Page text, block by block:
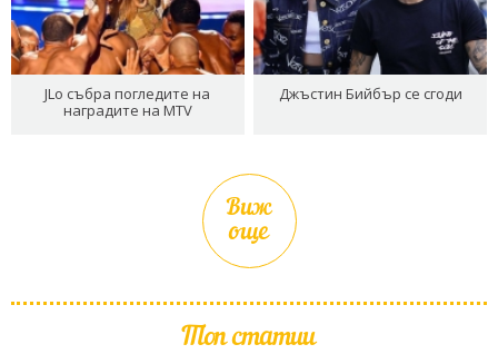
JLo събра погледите на
наградите на MTV
Джъстин Бийбър се сгоди
Виж
още
Топ статии